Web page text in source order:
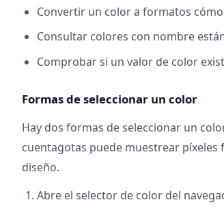
Convertir un color a formatos
Consultar colores con nombre
Comprobar si un valor de color
Formas de seleccionar un color
Hay dos formas de seleccionar un
cuentagotas puede muestrear
diseño.
Abre el selector de color del